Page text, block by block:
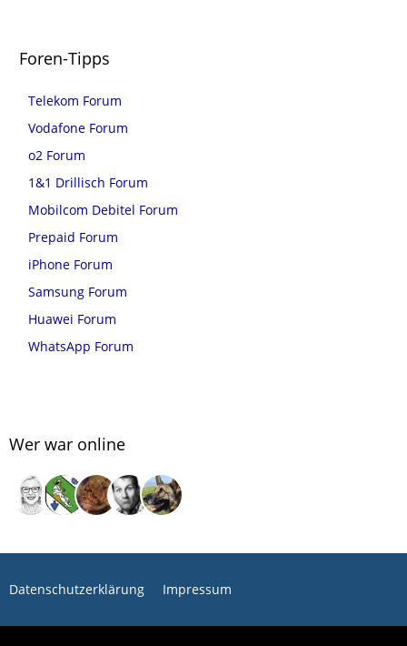
Foren-Tipps
Telekom Forum
Vodafone Forum
o2 Forum
1&1 Drillisch Forum
Mobilcom Debitel Forum
Prepaid Forum
iPhone Forum
Samsung Forum
Huawei Forum
WhatsApp Forum
Wer war online
Datenschutzerklärung Impressum